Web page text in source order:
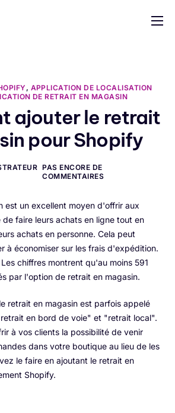
, APPLICATION DE LOCALISATION
DE RETRAIT EN MAGASIN
ajouter le retrait
pour Shopify
PAS ENCORE DE
COMMENTAIRES
est un excellent moyen d'offrir aux
faire leurs achats en ligne tout en
achats en personne. Cela peut
à économiser sur les frais d'expédition.
Les chiffres montrent qu'au moins 591
par l'option de retrait en magasin.
retrait en magasin est parfois appelé
en bord de voie" et "retrait local".
à vos clients la possibilité de venir
dans votre boutique au lieu de les
le faire en ajoutant le retrait en
Shopify.